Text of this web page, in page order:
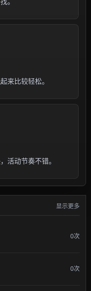
来比较轻松。
活动节奏不错。
显示更多
0次
0次